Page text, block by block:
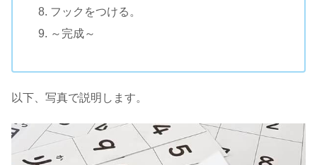
フックをつける。
～完成～
以下、写真で説明します。